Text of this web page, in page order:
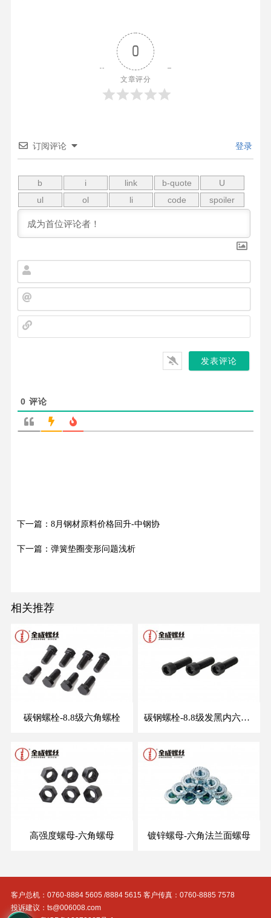
0
文章评分
订阅评论 登录
*
*
0 评论
下一篇：8月钢材原料价格回升-中钢协
下一篇：弹簧垫圈变形问题浅析
相关推荐
碳钢螺栓-8.8级六角螺栓 碳钢螺栓-8.8级发黑内六角螺钉
高强度螺母-六角螺母 镀锌螺母-六角法兰面螺母
客户总机：0760-8884 5605 /8884 5615 客户传真：0760-8885 7578
投诉建议：ts@006008.com